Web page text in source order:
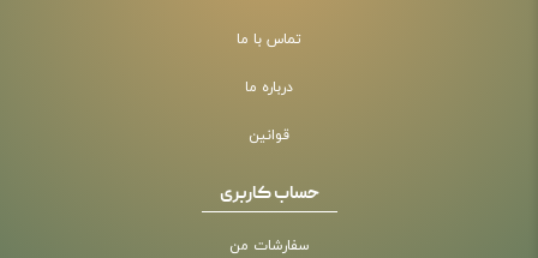
تماس با ما
درباره ما
قوانین
حساب کاربری
سفارشات من